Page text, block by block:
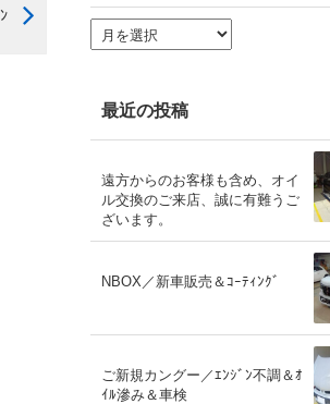
ア
ー
ブ
最近の投稿
遠方からのお客様も含め、オイ
ル交換のご来店、誠に有難うご
ざいます。
NBOX／新車販売＆ｺｰﾃｨﾝｸﾞ
ご新規カングー／ｴﾝｼﾞﾝ不調＆ｵ
ｲﾙ滲み＆車検